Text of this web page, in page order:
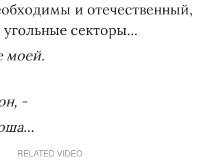
и отечественный,
секторы…
моей.
-
RELATED VIDEO